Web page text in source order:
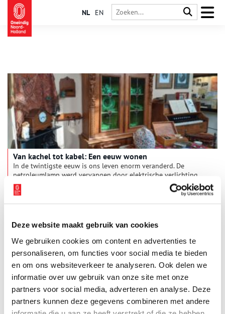
Deze website maakt gebruik van cookies
We gebruiken cookies om content en advertenties te
personaliseren, om functies voor social media te bieden
en om ons websiteverkeer te analyseren. Ook delen we
informatie over uw gebruik van onze site met onze
partners voor social media, adverteren en analyse. Deze
partners kunnen deze gegevens combineren met andere
NL EN
Van kachel tot kabel: Een eeuw wonen
In de twintigste eeuw is ons leven enorm veranderd. De
petroleumlamp werd vervangen door elektrische verlichting,
de familiebedstee door een kingsize boxspring en de houten
poepdoos door een luxe badkamer met warme inloopdouche.
Hoe woonde een gemiddeld Nederlands gezin aan het begin
wooncomfort ons dagelijks leven? Reis met ons mee langs een
eeuw woongeschiedenis.
‘Neemt pianoles, anders sterft de moeder der kunsten uit’